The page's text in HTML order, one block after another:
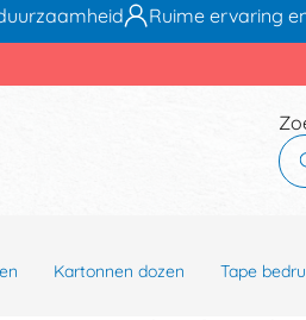
Ruime ervaring
Kartonnen dozen Tape